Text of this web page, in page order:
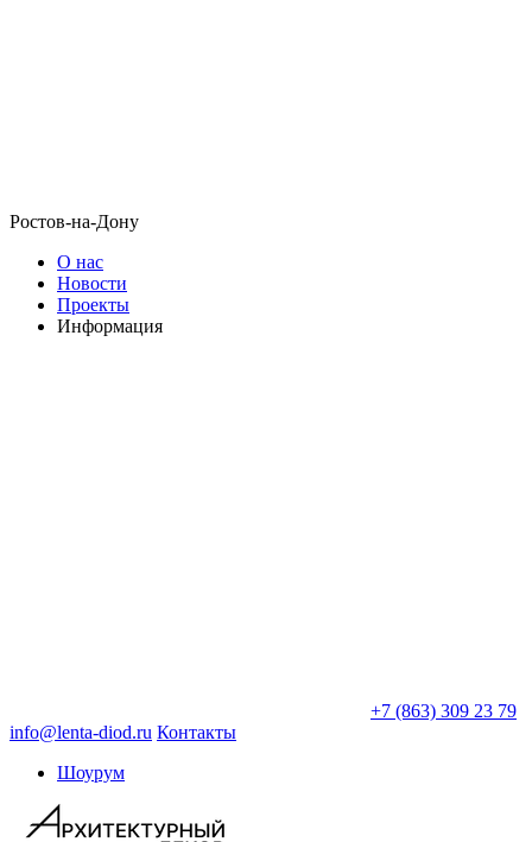
Ростов-на-Дону
О нас
Новости
Проекты
Информация
+7 (863) 309 23 79
info@lenta-diod.ru Контакты
Шоурум